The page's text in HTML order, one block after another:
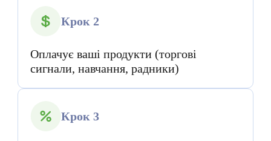
Крок 2
Оплачує ваші продукти (торгові
сигнали, навчання, радники)
Крок 3